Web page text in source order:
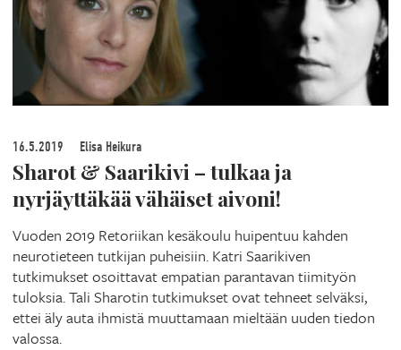
16.5.2019 Elisa Heikura
Sharot & Saarikivi – tulkaa ja
nyrjäyttäkää vähäiset aivoni!
Vuoden 2019 Retoriikan kesäkoulu huipentuu kahden
neurotieteen tutkijan puheisiin. Katri Saarikiven
tutkimukset osoittavat empatian parantavan tiimityön
tuloksia. Tali Sharotin tutkimukset ovat tehneet selväksi,
ettei äly auta ihmistä muuttamaan mieltään uuden tiedon
valossa.